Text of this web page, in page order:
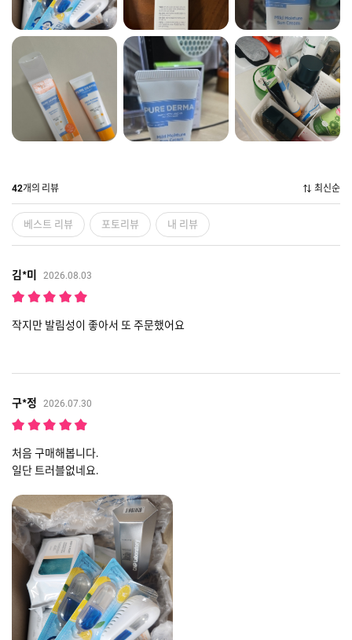
42개의 리뷰 최신순
베스트 리뷰 포토리뷰 내 리뷰
김*미 2026.08.03
작지만 발림성이 좋아서 또 주문했어요
구*정 2026.07.30
처음 구매해봅니다.
일단 트러블없네요.